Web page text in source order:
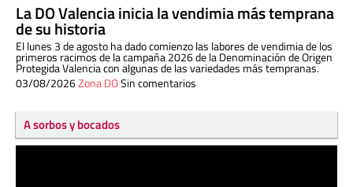
La DO Valencia inicia la vendimia más temprana
de su historia
El lunes 3 de agosto ha dado comienzo las labores de vendimia de los
primeros racimos de la campaña 2026 de la Denominación de Origen
Protegida Valencia con algunas de las variedades más tempranas.
03/08/2026Zona DOSin comentarios
A sorbos y bocados